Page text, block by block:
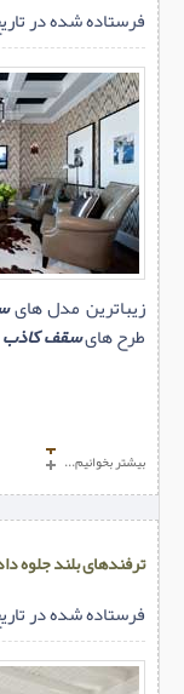
فرستاده شده در تاریخ :
زیباترین مدل های
طرح هایسقف کاذب
بیشتر بخوانیم...
ترفندهای بلند جلوه
فرستاده شده در تاریخ :